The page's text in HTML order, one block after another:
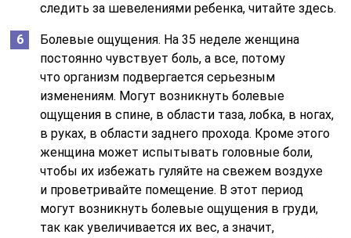
следить за шевелениями ребенка, читайте здесь.
Болевые ощущения. На 35 неделе женщина
постоянно чувствует боль, а все, потому
что организм подвергается серьезным
изменениям. Могут возникнуть болевые
ощущения в спине, в области таза, лобка, в ногах,
в руках, в области заднего прохода. Кроме этого
женщина может испытывать головные боли,
чтобы их избежать гуляйте на свежем воздухе
и проветривайте помещение. В этот период
могут возникнуть болевые ощущения в груди,
так как увеличивается их вес, а значит,